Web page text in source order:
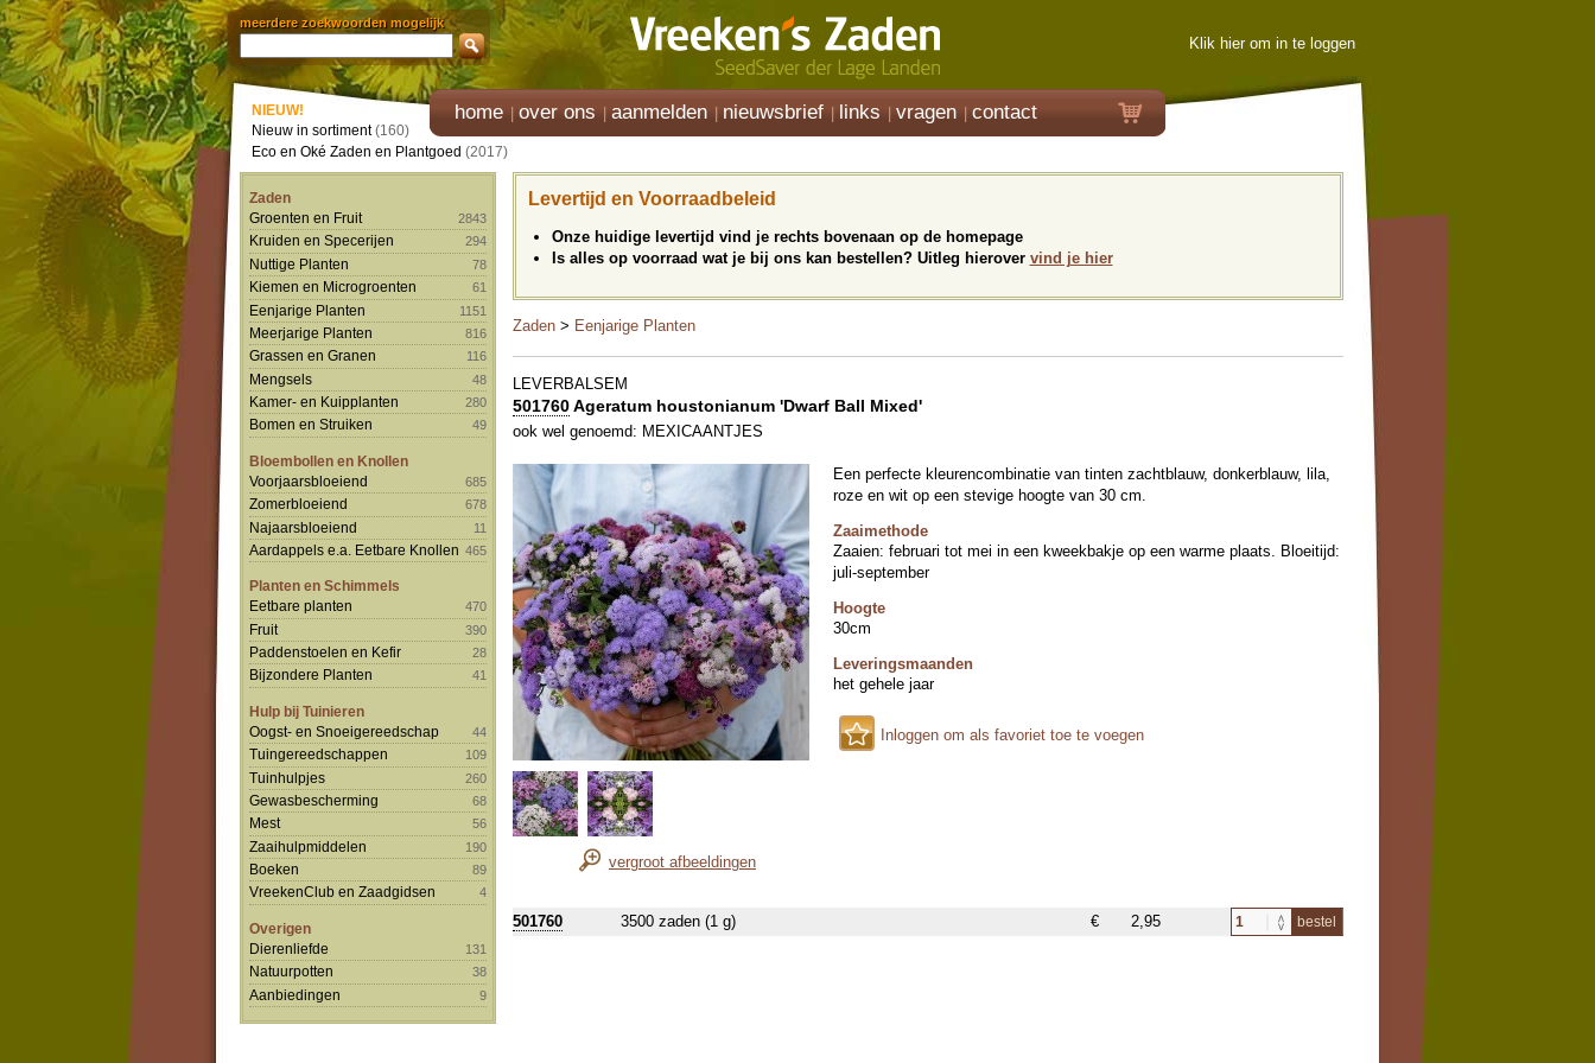
meerdere zoekwoorden mogelijk
Klik hier om in te loggen
home over ons aanmelden nieuwsbrief links vragen contact
NIEUW!
Nieuw in sortiment(160)
Eco en Oké Zaden en Plantgoed (2017)
Zaden
Groenten en Fruit
2843
Kruiden en Specerijen 294
Nuttige Planten 78
Kiemen en Microgroenten 61
Eenjarige Planten 1151
Meerjarige Planten 816
Grassen en Granen 116
Mengsels 48
Kamer- en Kuipplanten 280
Bomen en Struiken 49
Bloembollen en Knollen
Voorjaarsbloeiend
685
Zomerbloeiend 678
Najaarsbloeiend 11
Aardappels e.a. Eetbare Knollen 465
Planten en Schimmels
Eetbare planten
470
Fruit 390
Paddenstoelen en Kefir 28
Bijzondere Planten 41
Hulp bij Tuinieren
Oogst- en Snoeigereedschap
44
Tuingereedschappen 109
Tuinhulpjes 260
Gewasbescherming 68
Mest 56
Zaaihulpmiddelen 190
Boeken 89
VreekenClub en Zaadgidsen 4
Overigen
Dierenliefde
131
Natuurpotten 38
Aanbiedingen 9
Levertijd en Voorraadbeleid
Onze huidige levertijd vind je rechts bovenaan op de homepage
Is alles op voorraad wat je bij ons kan bestellen? Uitleg hierover vind je hier
Zaden > Eenjarige Planten
LEVERBALSEM
501760Ageratum houstonianum 'Dwarf Ball Mixed'
ook wel genoemd: MEXICAANTJES
vergroot afbeeldingen
Een perfecte kleurencombinatie van tinten zachtblauw, donkerblauw, lila,
roze en wit op een stevige hoogte van 30 cm.
Zaaimethode
Zaaien: februari tot mei in een kweekbakje op een warme plaats. Bloeitijd:
juli-september
Hoogte
30cm
Leveringsmaanden
het gehele jaar
Inloggen om als favoriet toe te voegen
501760 3500 zaden (1 g) € 2,95 bestel